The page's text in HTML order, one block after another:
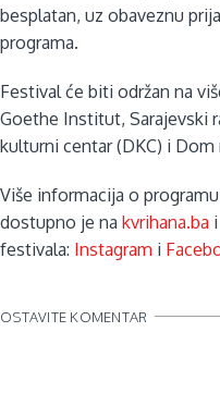
besplatan, uz obaveznu
programa.
Festival će biti održan na
Goethe Institut, Sarajevski
kulturni centar (DKC) i Dom
Više informacija o
dostupno je na kvrihana.ba
festivala: Instagram i
OSTAVITE KOMENTAR